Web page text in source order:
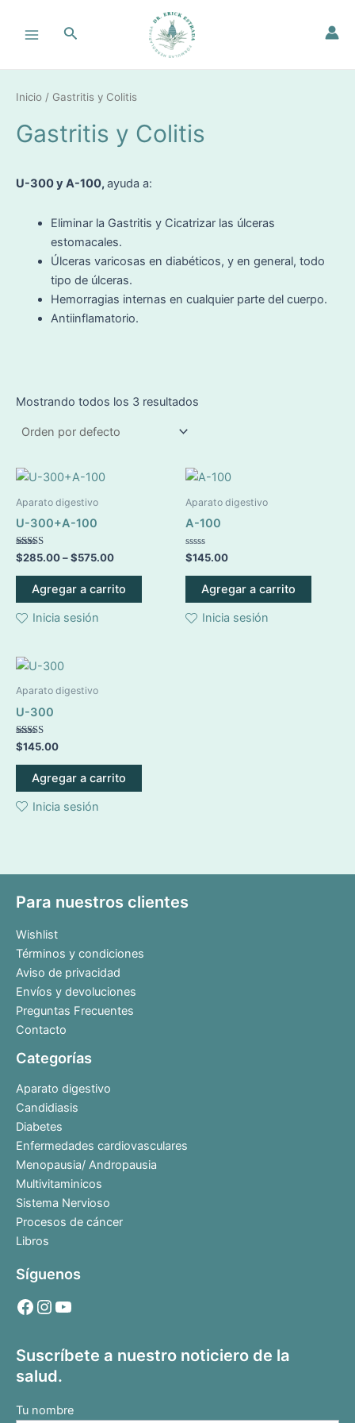
Menu
Buscar
Inicio / Gastritis y Colitis
Gastritis y Colitis
U-300 y A-100, ayuda a:
Eliminar la Gastritis y Cicatrizar las úlceras
estomacales.
Úlceras varicosas en diabéticos, y en general, todo
tipo de úlceras.
Hemorragias internas en cualquier parte del cuerpo.
Antiinflamatorio.
Mostrando todos los 3 resultados
Aparato digestivo
U-300+A-100
Valorado en
5.00
de 5
$285.00–$575.00
Agregar a carrito
producto
variantes.
Inicia sesión
Aparato digestivo
A-100
Valorado
en
0
$145.00
Agregar a carrito
Inicia sesión
Aparato digestivo
U-300
Valorado en
5.00
de 5
$145.00
Agregar a carrito
Inicia sesión
Para nuestros clientes
Wishlist
Términos y condiciones
Aviso de privacidad
Envíos y devoluciones
Preguntas Frecuentes
Contacto
Categorías
Aparato digestivo
Candidiasis
Diabetes
Enfermedades cardiovasculares
Menopausia/ Andropausia
Multivitaminicos
Sistema Nervioso
Procesos de cáncer
Libros
Síguenos
Suscríbete a nuestro noticiero de la
salud.
Tu nombre